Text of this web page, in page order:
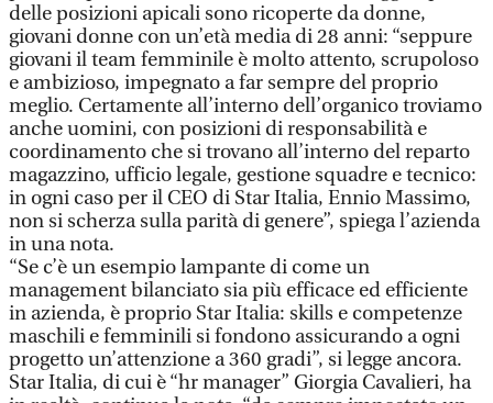
delle posizioni apicali sono ricoperte da donne,
giovani donne con un’età media di 28 anni: “seppure
giovani il team femminile è molto attento, scrupoloso
e ambizioso, impegnato a far sempre del proprio
meglio. Certamente all’interno dell’organico troviamo
anche uomini, con posizioni di responsabilità e
coordinamento che si trovano all’interno del reparto
magazzino, ufficio legale, gestione squadre e tecnico:
in ogni caso per il CEO di Star Italia, Ennio Massimo,
non si scherza sulla parità di genere”, spiega l’azienda
in una nota.
“Se c’è un esempio lampante di come un
management bilanciato sia più efficace ed efficiente
in azienda, è proprio Star Italia: skills e competenze
maschili e femminili si fondono assicurando a ogni
progetto un’attenzione a 360 gradi”, si legge ancora.
Star Italia, di cui è “hr manager” Giorgia Cavalieri, ha